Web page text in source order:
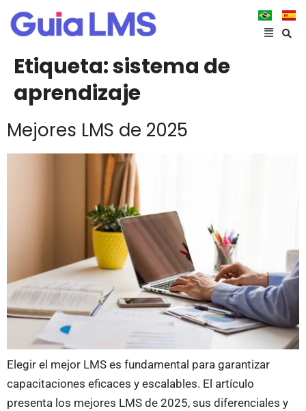
Etiqueta:sistema de
aprendizaje
Mejores LMS de 2025
Elegir el mejor LMS es fundamental para garantizar
capacitaciones eficaces y escalables. El artículo
presenta los mejores LMS de 2025, sus diferenciales y